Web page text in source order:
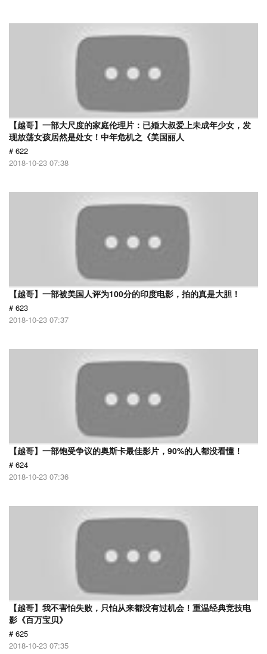
【越哥】一部大尺度的家庭伦理片：已婚大叔爱上未成年少女，发
现放荡女孩居然是处女！中年危机之《美国丽人
# 622
2018-10-23 07:38
【越哥】一部被美国人评为100分的印度电影，拍的真是大胆！
# 623
2018-10-23 07:37
【越哥】一部饱受争议的奥斯卡最佳影片，90%的人都没看懂！
# 624
2018-10-23 07:36
【越哥】我不害怕失败，只怕从来都没有过机会！重温经典竞技电
影《百万宝贝》
# 625
2018-10-23 07:35